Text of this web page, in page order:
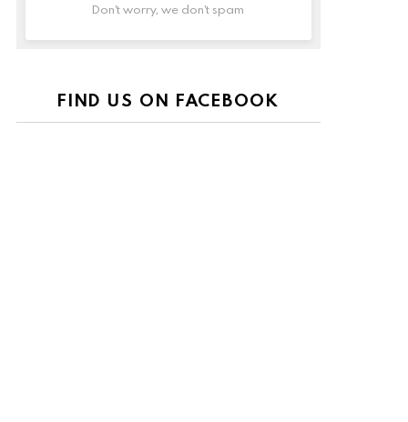
Don't worry, we don't spam
FIND US ON FACEBOOK